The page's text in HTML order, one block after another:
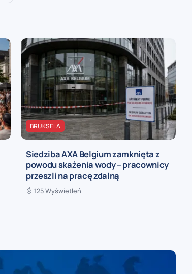
BRUKSELA
Siedziba AXA Belgium zamknięta z
powodu skażenia wody – pracownicy
przeszli na pracę zdalną
125 Wyświetleń